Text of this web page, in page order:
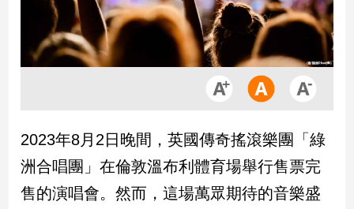
品
政
政
治
2023年8月2日晚間，英國傳奇搖滾樂團「綠
洲合唱團」在倫敦溫布利體育場舉行售票完
售的演唱會。然而，這場萬眾期待的音樂盛